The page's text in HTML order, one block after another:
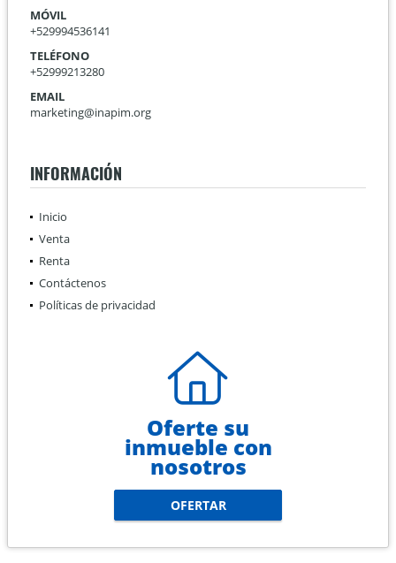
MÓVIL
+529994536141
TELÉFONO
+52999213280
EMAIL
marketing@inapim.org
INFORMACIÓN
Inicio
Venta
Renta
Contáctenos
Políticas de privacidad
Oferte su
inmueble con
nosotros
OFERTAR